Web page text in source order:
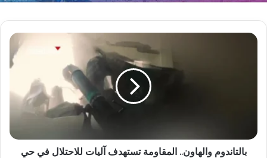
بالتاندوم والهاون.. المقاومة تستهدف آليات للاحتلال في حي